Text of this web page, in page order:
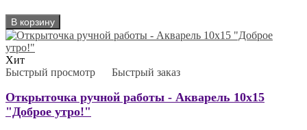
В корзину
Хит
Быстрый просмотр
Быстрый заказ
Открыточка ручной работы - Акварель 10х15
"Доброе утро!"